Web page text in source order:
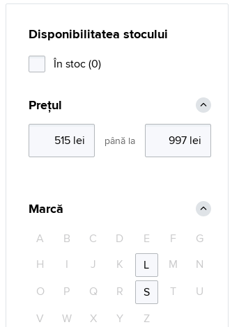
Disponibilitatea stocului
În stoc (0)
Prețul
până la
Marcă
A B C D E F
G
H
I J K L M
N
O
P Q R S T
U
V
W X Y Z